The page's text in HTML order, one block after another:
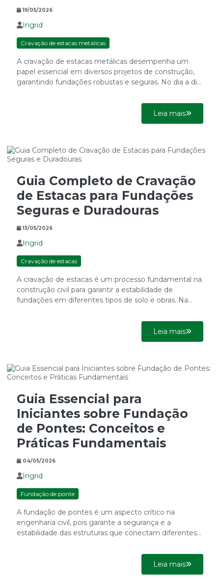
19/05/2026
Ingrid
Cravação de estacas metálicas
A cravação de estacas metálicas desempenha um
papel essencial em diversos projetos de construção,
garantindo fundações robustas e seguras. No dia a dia
Leia mais
Guia Completo de Cravação
de Estacas para Fundações
Seguras e Duradouras
13/05/2026
Ingrid
Cravação de estacas
A cravação de estacas é um processo fundamental na
construção civil para garantir a estabilidade de
fundações em diferentes tipos de solo e obras. Na...
Leia mais
Guia Essencial para
Iniciantes sobre Fundação
de Pontes: Conceitos e
Práticas Fundamentais
04/05/2026
Ingrid
Fundação de ponte
A fundação de pontes é um aspecto crítico na
engenharia civil, pois garante a segurança e a
estabilidade das estruturas que conectam diferentes
Leia mais